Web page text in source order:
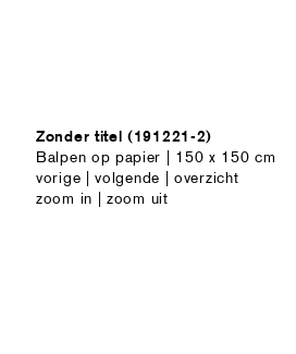
Zonder titel (191221-2)
Balpen op papier | 150 x 150 cm
vorige |volgende |overzicht
zoom in |zoom uit